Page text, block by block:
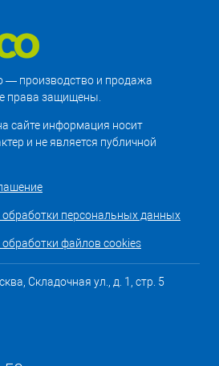
— производство и продажа
права защищены.
сайте информация носит
и не является публичной
персональных данных
файлов cookies
Складочная ул., д. 1, стр. 5